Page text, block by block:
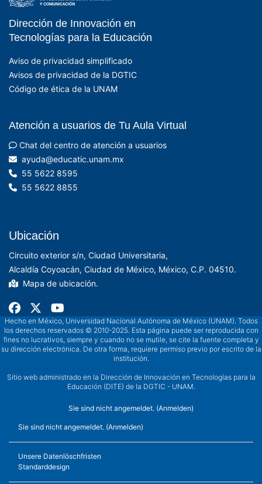
Dirección de Innovación en
Tecnologías para la Educación
Aviso de privacidad simplificado
Avisos de privacidad de la DGTIC
Código de ética de la UNAM
Atención a usuarios de Tu Aula Virtual
Chat del centro de atención a usuarios
xm.manu.citacude@aduya
55 5622 8595
55 5622 8855
Ubicación
Circuito exterior s/n, Ciudad Universitaria,
Alcaldía Coyoacán, Ciudad de México, México, C.P. 04510.
Mapa de ubicación.
Hecho en México, Universidad Nacional Autónoma de México (UNAM). Todos
los derechos reservados © 2010-2025. Esta página puede ser reproducida con
fines no lucrativos, siempre y cuando no se mutile, se cite la fuente completa y
su dirección electrónica. De otra forma, requiere permiso previo por escrito de la
institución.
Sitio web administrado en la Dirección de Innovación en Tecnologías para la
Educación (DITE) de la DGTIC - UNAM.
Sie sind nicht angemeldet. (Anmelden)
Sie sind nicht angemeldet. (Anmelden)
Unsere Datenlöschfristen
Standarddesign